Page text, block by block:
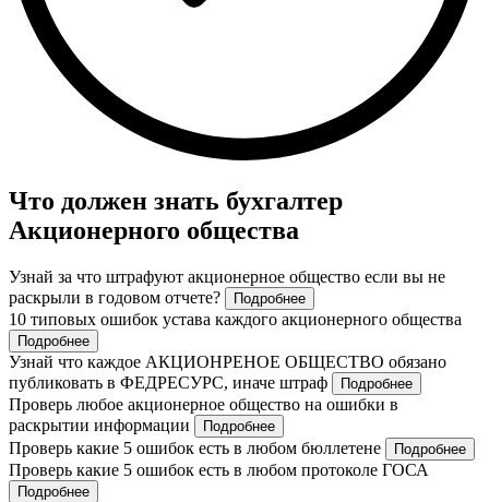
Что должен знать бухгалтер
Акционерного общества
Узнай за что штрафуют акционерное общество если вы не
раскрыли в годовом отчете?
Подробнее
10 типовых ошибок устава каждого акционерного общества
Подробнее
Узнай что каждое АКЦИОНРЕНОЕ ОБЩЕСТВО обязано
публиковать в ФЕДРЕСУРС, иначе штраф
Подробнее
Проверь любое акционерное общество на ошибки в
раскрытии информации
Подробнее
Проверь какие 5 ошибок есть в любом бюллетене Подробнее
Проверь какие 5 ошибок есть в любом протоколе ГОСА
Подробнее